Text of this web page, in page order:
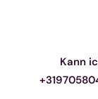
Kann